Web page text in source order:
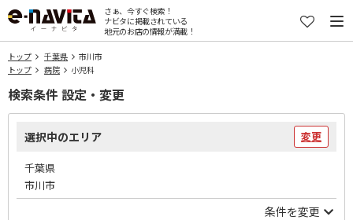
さぁ、今すぐ検索！
ナビタに掲載されている
地元のお店の情報が満載！
トップ 千葉県
市川市
トップ
病院 小児科
検索条件 設定・変更
選択中のエリア 変更
千葉県
市川市
条件を変更